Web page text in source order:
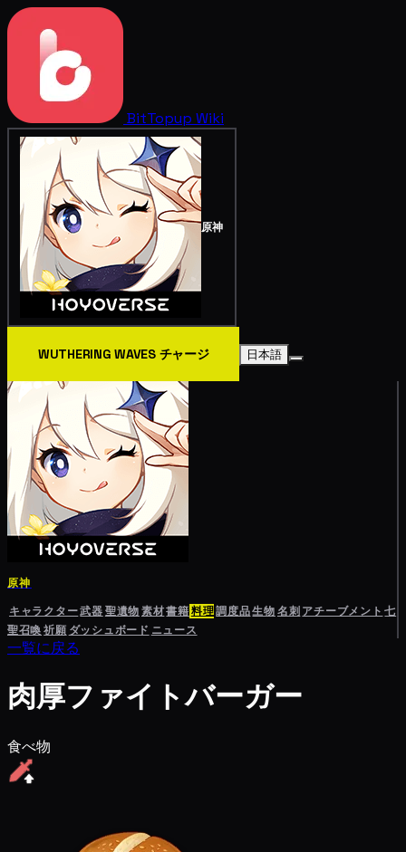
BitTopup Wiki
原神
WUTHERING WAVES チャージ 日本語
原神
キャラクター武器聖遺物素材書籍料理調度品生物名刺 アチーブメント 七
聖召喚祈願 ダッシュボード ニュース
一覧に戻る
肉厚ファイトバーガー
食べ物